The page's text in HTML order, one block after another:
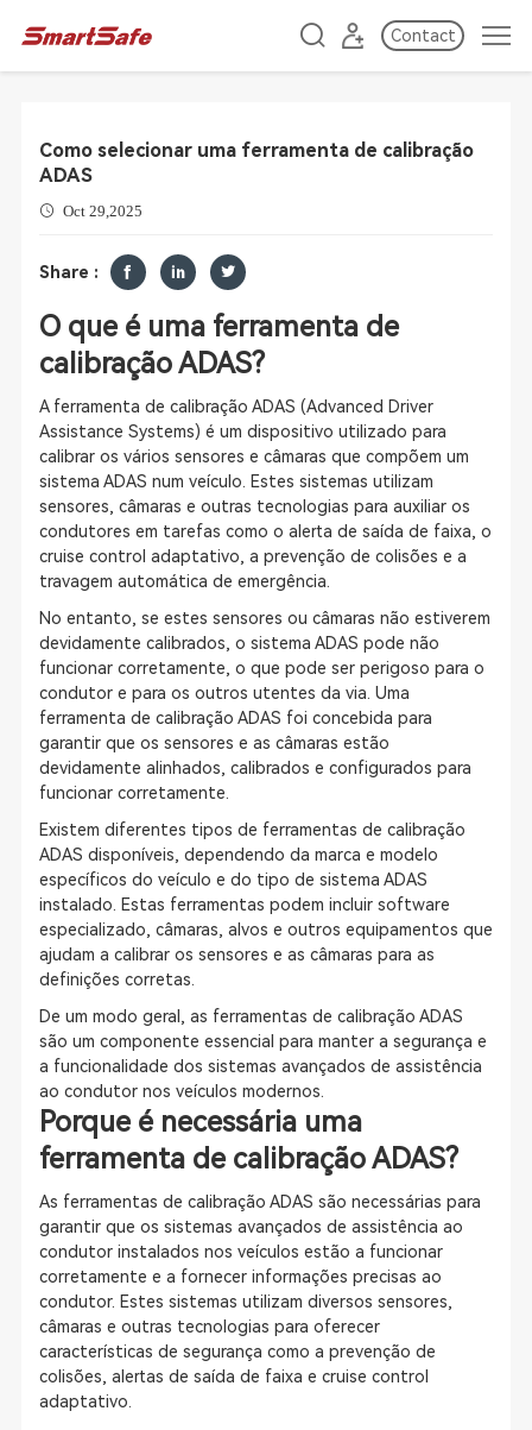
Contact
Como selecionar uma ferramenta de calibração
ADAS
Oct 29,2025
Share :
O que é uma ferramenta de
calibração ADAS?
A ferramenta de calibração ADAS (Advanced Driver
Assistance Systems) é um dispositivo utilizado para
calibrar os vários sensores e câmaras que compõem um
sistema ADAS num veículo. Estes sistemas utilizam
sensores, câmaras e outras tecnologias para auxiliar os
condutores em tarefas como o alerta de saída de faixa, o
cruise control adaptativo, a prevenção de colisões e a
travagem automática de emergência.
No entanto, se estes sensores ou câmaras não estiverem
devidamente calibrados, o sistema ADAS pode não
funcionar corretamente, o que pode ser perigoso para o
condutor e para os outros utentes da via. Uma
ferramenta de calibração ADAS foi concebida para
garantir que os sensores e as câmaras estão
devidamente alinhados, calibrados e configurados para
funcionar corretamente.
Existem diferentes tipos de ferramentas de calibração
ADAS disponíveis, dependendo da marca e modelo
específicos do veículo e do tipo de sistema ADAS
instalado. Estas ferramentas podem incluir software
especializado, câmaras, alvos e outros equipamentos que
ajudam a calibrar os sensores e as câmaras para as
definições corretas.
De um modo geral, as ferramentas de calibração ADAS
são um componente essencial para manter a segurança e
a funcionalidade dos sistemas avançados de assistência
ao condutor nos veículos modernos.
Porque é necessária uma
ferramenta de calibração ADAS?
As ferramentas de calibração ADAS são necessárias para
garantir que os sistemas avançados de assistência ao
condutor instalados nos veículos estão a funcionar
corretamente e a fornecer informações precisas ao
condutor. Estes sistemas utilizam diversos sensores,
câmaras e outras tecnologias para oferecer
características de segurança como a prevenção de
colisões, alertas de saída de faixa e cruise control
adaptativo.